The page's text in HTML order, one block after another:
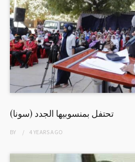
(سونا) تحتفل بمنسوبيها الجدد
BY 4 YEARSAGO